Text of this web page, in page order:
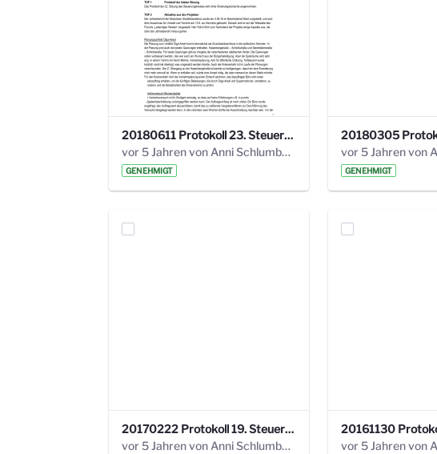
20180611 Protokoll 23. Steuerungskreis.pdf
vor 5 Jahren von Anni Schlumberger
GENEHMIGT GENEHMIGT
20170222 Protokoll 19. Steuerungskreis.pdf
vor 5 Jahren von Anni Schlumberger